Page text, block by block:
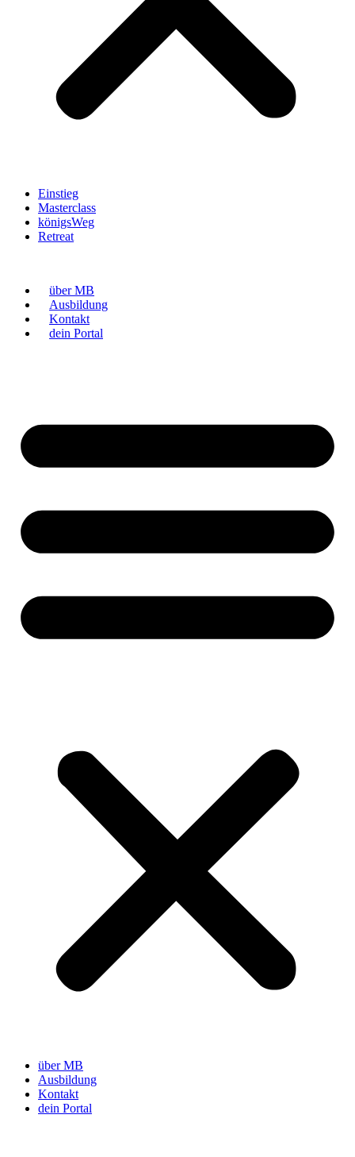
Einstieg
Masterclass
königsWeg
Retreat
über MB
Ausbildung
Kontakt
dein Portal
über MB
Ausbildung
Kontakt
dein Portal